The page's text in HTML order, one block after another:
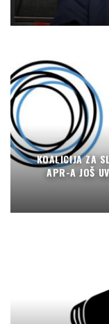
KOALICIJA ZA
APR-A JOŠ